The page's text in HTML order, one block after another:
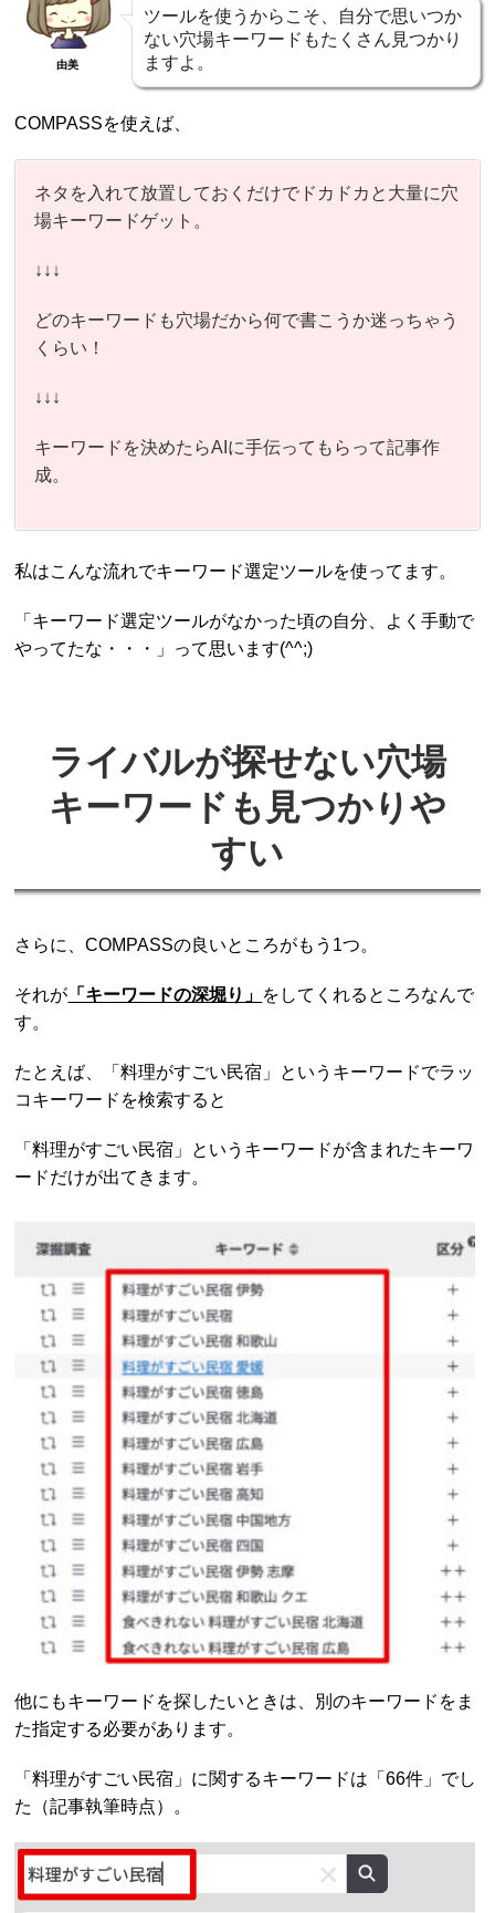
由美
ツールを使うからこそ、自分で思いつか
ない穴場キーワードもたくさん見つかり
ますよ。
COMPASSを使えば、
ネタを入れて放置しておくだけでドカドカと大量に穴
場キーワードゲット。
↓↓↓
どのキーワードも穴場だから何で書こうか迷っちゃう
くらい！
↓↓↓
キーワードを決めたらAIに手伝ってもらって記事作
成。
私はこんな流れでキーワード選定ツールを使ってます。
「キーワード選定ツールがなかった頃の自分、よく手動で
やってたな・・・」って思います(^^;)
ライバルが探せない穴場
キーワードも見つかりや
すい
さらに、COMPASSの良いところがもう1つ。
それが 「キーワードの深堀り」 をしてくれるところなんで
す。
たとえば、「料理がすごい民宿」というキーワードでラッ
コキーワードを検索すると
「料理がすごい民宿」というキーワードが含まれたキーワ
ードだけが出てきます。
他にもキーワードを探したいときは、別のキーワードをま
た指定する必要があります。
「料理がすごい民宿」に関するキーワードは「66件」でし
た（記事執筆時点）。